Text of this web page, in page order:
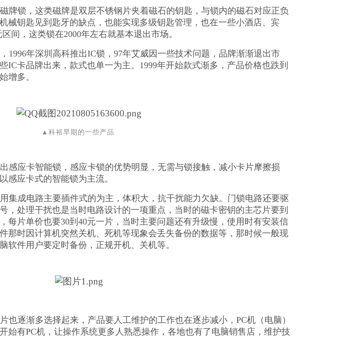
牌锁，这类磁牌是双层不锈钢片夹着磁石的钥匙，与锁内的磁石对应正负
械钥匙见到匙牙的缺点，也能实现多级钥匙管理，也在一些小酒店、宾
间，这类锁在2000年左右就基本退出市场。
1996年深圳高科推出IC锁，97年艾威因一些技术问题，品牌渐渐退出市
IC卡品牌出来，款式也单一为主。1999年开始款式渐多，产品价格也跌到
增多。
▲科裕早期的一些产品
感应卡智能锁，感应卡锁的优势明显，无需与锁接触，减小卡片摩擦损
感应卡式的智能锁为主流。
集成电路主要插件式的为主，体积大，抗干扰能力欠缺。门锁电路还要驱
，处理干扰也是当时电路设计的一项重点，当时的磁卡密钥的主芯片要到
每片单价也要30到40元一片，当时主要问题还有升级慢，使用时有安装信
那时因计算机突然关机、死机等现象会丢失备份的数据等，那时候一般现
软件用户要定时备份，正规开机、关机等。
也逐渐多选择起来，产品要人工维护的工作也在逐步减小，PC机（电脑）
始有PC机，让操作系统更多人熟悉操作，各地也有了电脑销售店，维护技